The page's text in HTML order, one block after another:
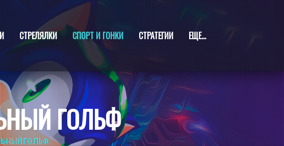
СТРЕЛЯЛКИ СПОРТ И ГОНКИ СТРАТЕГИИ ЕЩЕ...
ГОЛЬФ
ГОЛЬФ